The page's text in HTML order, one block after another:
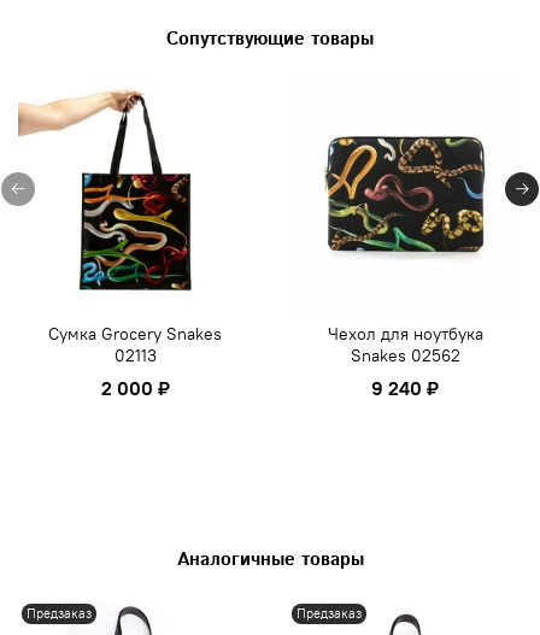
Сопутствующие товары
Сумка Grocery Snakes
02113
2 000 ₽
Чехол для ноутбука
Snakes 02562
9 240 ₽
Аналогичные товары
Предзаказ Предзаказ